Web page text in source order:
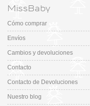
MissBaby
Cómo comprar
Envíos
Cambios y devoluciones
Contacto
Contacto de Devoluciones
Nuestro blog